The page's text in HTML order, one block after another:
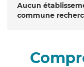
Aucun
commune